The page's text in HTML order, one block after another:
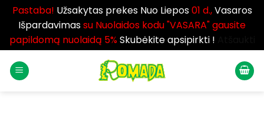
Pastaba! Užsakytas prekes Nuo Liepos01 d.,Vasaros
Išpardavimassu Nuolaidos kodu "VASARA" gausite
papildomą nuolaidą 5%Skubėkite apsipirkti !